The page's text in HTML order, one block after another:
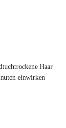
Haar
einwirken